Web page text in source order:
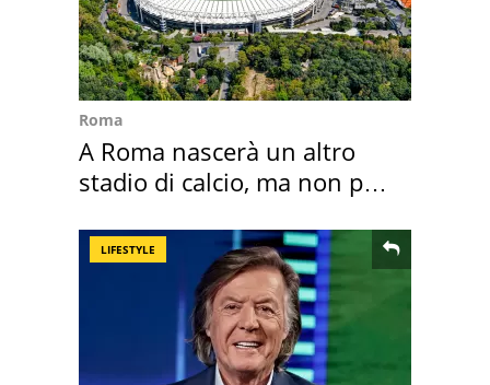
Roma
A Roma nascerà un altro
stadio di calcio, ma non per
LIFESTYLE